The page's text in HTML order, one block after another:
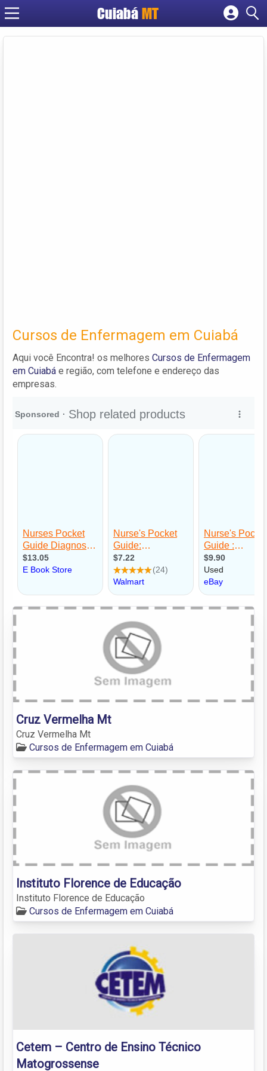
Cuiabá MT
Cadastrar empresa
Cursos de Enfermagem em Cuiabá
Aqui você Encontra! os melhores Cursos de Enfermagem
em Cuiabá e região, com telefone e endereço das
empresas.
Cruz Vermelha Mt
Cruz Vermelha Mt
Cursos de Enfermagem em Cuiabá
Instituto Florence de Educação
Instituto Florence de Educação
Cursos de Enfermagem em Cuiabá
Cetem – Centro de Ensino Técnico
Matogrossense